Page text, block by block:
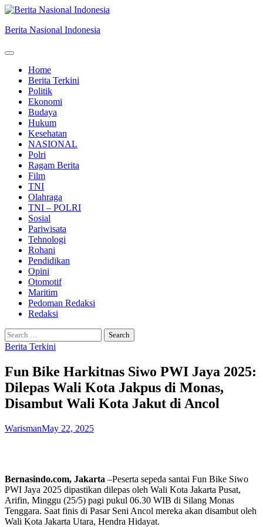
Skip
content
Berita Nasional Indonesia
Home
Berita Terkini
Politik
Ekonomi
Budaya
Hukum
Kesehatan
NASIONAL
Polri
Ragam Berita
Film
TNI
Olahraga
TNI – POLRI
Sosial
Pariwisata
Tehnologi
Rohani
Pendidikan
Opini
Otomotif
Maritim
Pedoman Redaksi
Redaksi
Search
for:
Berita Terkini
Fun Bike Harkitnas Siwo PWI Jaya 2025:
Dilepas Wali Kota Jakpus di Monas,
Disambut Wali Kota Jakut di Ancol
WarismanMay 22, 2025
Bernasindo.com, Jakarta –Peserta sepeda santai Fun Bike Siwo
PWI Jaya 2025 dipastikan dilepas oleh Wali Kota Jakarta Pusat,
Arifin, Minggu (25/5) pagi pukul 06.30 WIB di Silang Monas
Tenggara. Saat finis di Pasar Seni Ancol mereka akan disambut oleh
Wali Kota Jakarta Utara, Hendra Hidayat.